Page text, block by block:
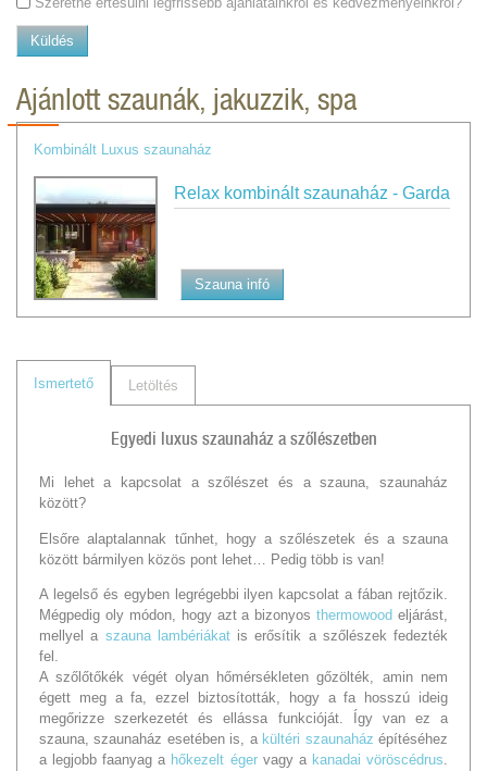
Küldés
Ajánlott szaunák, jakuzzik, spa
Kombinált Luxus szaunaház
Relax kombinált szaunaház - Garda
Szauna infó
Ismertető Letöltés
Egyedi luxus szaunaház a szőlészetben
Mi lehet a kapcsolat a szőlészet és a szauna, szaunaház
között?
Elsőre alaptalannak tűnhet, hogy a szőlészetek és a szauna
között bármilyen közös pont lehet… Pedig több is van!
A legelső és egyben legrégebbi ilyen kapcsolat a fában rejtőzik.
Mégpedig oly módon, hogy azt a bizonyosthermowood eljárást,
mellyel a szauna lambériákatis erősítik a szőlészek fedezték
fel.
A szőlőtőkék végét olyan hőmérsékleten gőzölték, amin nem
égett meg a fa, ezzel biztosították, hogy a fa hosszú ideig
megőrizze szerkezetét és ellássa funkcióját. Így van ez a
szauna, szaunaház esetében is, a kültéri szaunaház építéséhez
a legjobb faanyag a hőkezelt égervagy a kanadai vöröscédrus